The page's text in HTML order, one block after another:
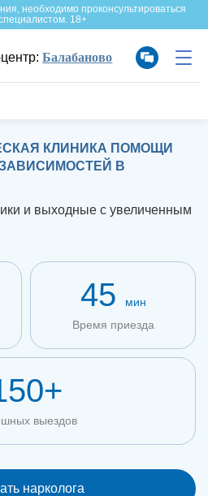
необходимо проконсультироваться
18+
Балабаново
КЛИНИКА ПОМОЩИ
В
и выходные с увеличенным
45
мин
Время приезда
выездов
нарколога